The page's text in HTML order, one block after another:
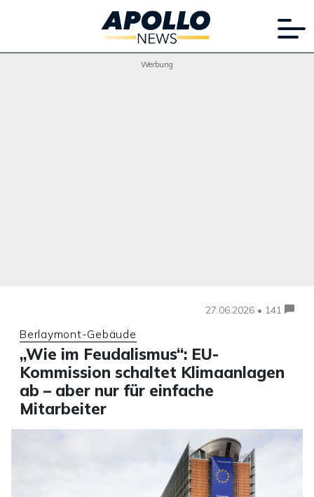
Werbung
27.06.2026 • 141
Berlaymont-Gebäude
„Wie im Feudalismus“: EU-
Kommission schaltet Klimaanlagen
ab – aber nur für einfache
Mitarbeiter